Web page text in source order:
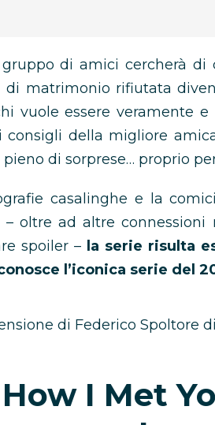
di amici cercherà di
di matrimonio rifiutata
vuole essere veramente
consigli della migliore
di sorprese… proprio
casalinghe e la
– oltre ad altre
spoiler – la serie risulta
l’iconica serie del
di Federico Spoltore di
How I Met